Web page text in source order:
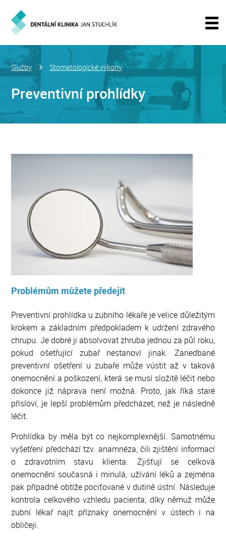
Preventivní prohlídky
Služby Stomatologické výkony
Problémům můžete předejít
Preventivní prohlídka u zubního lékaře je velice důležitým
krokem a základním předpokladem k udržení zdravého
chrupu. Je dobré ji absolvovat zhruba jednou za půl roku,
pokud ošetřující zubař nestanoví jinak. Zanedbané
preventivní ošetření u zubaře může vústit až v taková
onemocnění a poškození, která se musí složitě léčit nebo
dokonce již náprava není možná. Proto, jak říká staré
přísloví, je lepší problémům předcházet, než je následně
léčit.
Prohlídka by měla být co nejkomplexnější. Samotnému
vyšetření předchází tzv. anamnéza, čili zjištění informací
o zdravotním stavu klienta. Zjišťují se celková
onemocnění současná i minulá, užívání léků a zejména
pak případné obtíže pociťované v dutině ústní. Následuje
kontrola celkového vzhledu pacienta, díky němuž může
zubní lékař najít příznaky onemocnění v ústech i na
obličeji.